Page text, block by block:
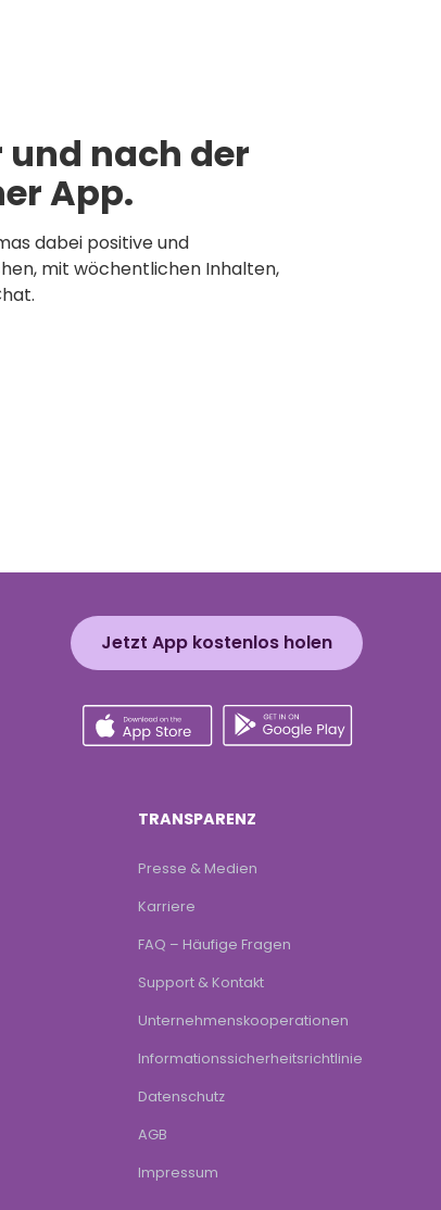
nach der
App.
dabei positive und
mit wöchentlichen Inhalten,
Jetzt App kostenlos holen
TRANSPARENZ
Presse & Medien
Karriere
FAQ – Häufige Fragen
Support & Kontakt
Unternehmenskooperationen
Informationssicherheitsrichtlinie
Datenschutz
AGB
Impressum